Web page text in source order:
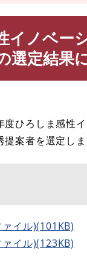
イノベー
選定結果
ひろしま感性
案者を選定しま
イル)(101KB)
イル)(123KB)